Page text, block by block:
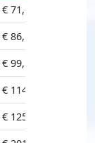
€ 71,-
€ 86,50
€ 99,50
€ 114,50
€ 125,-